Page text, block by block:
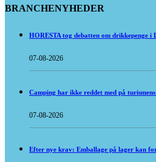
BRANCHENYHEDER
HORESTA tog debatten om drikkepenge i
07-08-2026
Camping har ikke reddet med på
07-08-2026
Efter nye krav: Emballage på lager kan